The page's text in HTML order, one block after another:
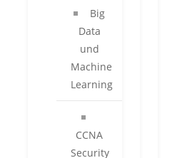
Big
Data
und
Machine
Learning
CCNA
Security